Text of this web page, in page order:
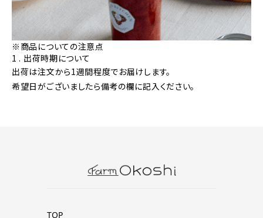
※商品についての注意点
1 . 出荷時期について
出荷は注文から1週間程度でお届けします。
希望日がございましたら備考の欄に記入ください。
TOP